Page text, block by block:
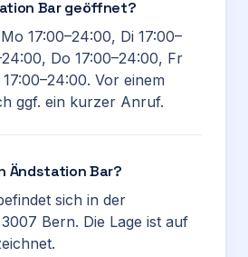
Bar geöffnet?
17:00–24:00, Di 17:00–
Do 17:00–24:00, Fr
Vor einem
ggf. ein kurzer Anruf.
Ändstation Bar?
sich in der
Bern. Die Lage ist auf